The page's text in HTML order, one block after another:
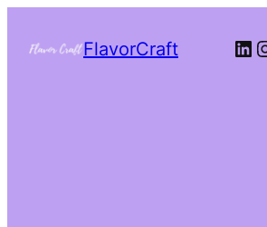
FlavorCraft